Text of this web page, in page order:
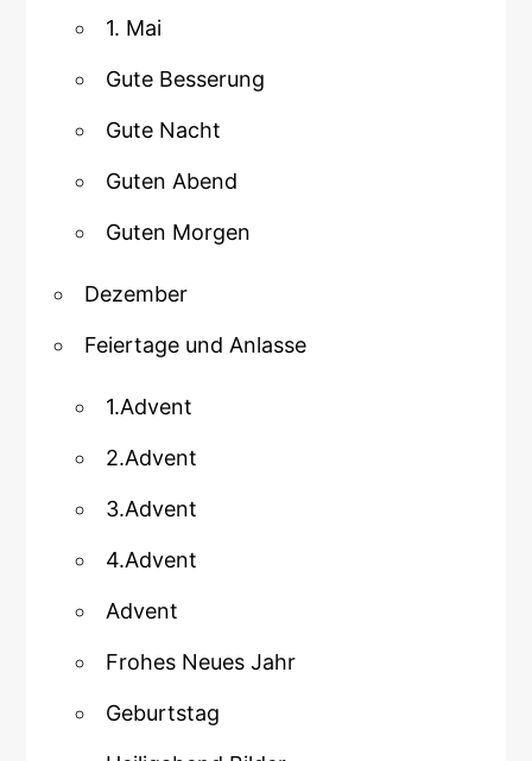
1. Mai
Gute Besserung
Gute Nacht
Guten Abend
Guten Morgen
Dezember
Feiertage und Anlasse
1.Advent
2.Advent
3.Advent
4.Advent
Advent
Frohes Neues Jahr
Geburtstag